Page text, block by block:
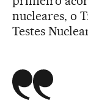
nucleares, o
Testes